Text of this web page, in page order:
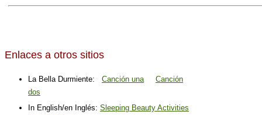
Enlaces a otros sitios
La Bella Durmiente: Canción una
Canción
dos
In English/en Inglés: Sleeping Beauty Activities